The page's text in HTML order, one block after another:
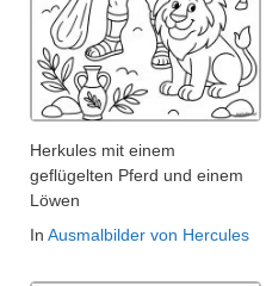
Herkules mit einem
geflügelten Pferd und einem
Löwen
In Ausmalbilder von Hercules